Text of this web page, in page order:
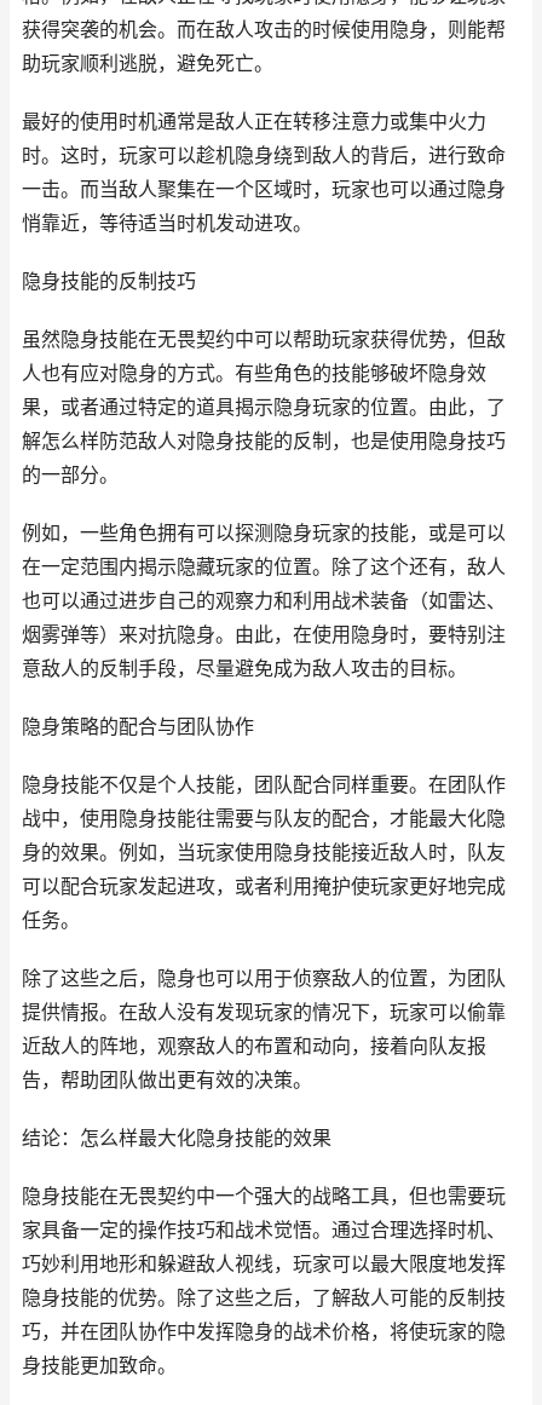
获得突袭的机会。而在敌人攻击的时候使用隐身，则能帮
助玩家顺利逃脱，避免死亡。
最好的使用时机通常是敌人正在转移注意力或集中火力
时。这时，玩家可以趁机隐身绕到敌人的背后，进行致命
一击。而当敌人聚集在一个区域时，玩家也可以通过隐身
悄靠近，等待适当时机发动进攻。
隐身技能的反制技巧
虽然隐身技能在无畏契约中可以帮助玩家获得优势，但敌
人也有应对隐身的方式。有些角色的技能够破坏隐身效
果，或者通过特定的道具揭示隐身玩家的位置。由此，了
解怎么样防范敌人对隐身技能的反制，也是使用隐身技巧
的一部分。
例如，一些角色拥有可以探测隐身玩家的技能，或是可以
在一定范围内揭示隐藏玩家的位置。除了这个还有，敌人
也可以通过进步自己的观察力和利用战术装备（如雷达、
烟雾弹等）来对抗隐身。由此，在使用隐身时，要特别注
意敌人的反制手段，尽量避免成为敌人攻击的目标。
隐身策略的配合与团队协作
隐身技能不仅是个人技能，团队配合同样重要。在团队作
战中，使用隐身技能往需要与队友的配合，才能最大化隐
身的效果。例如，当玩家使用隐身技能接近敌人时，队友
可以配合玩家发起进攻，或者利用掩护使玩家更好地完成
任务。
除了这些之后，隐身也可以用于侦察敌人的位置，为团队
提供情报。在敌人没有发现玩家的情况下，玩家可以偷靠
近敌人的阵地，观察敌人的布置和动向，接着向队友报
告，帮助团队做出更有效的决策。
结论：怎么样最大化隐身技能的效果
隐身技能在无畏契约中一个强大的战略工具，但也需要玩
家具备一定的操作技巧和战术觉悟。通过合理选择时机、
巧妙利用地形和躲避敌人视线，玩家可以最大限度地发挥
隐身技能的优势。除了这些之后，了解敌人可能的反制技
巧，并在团队协作中发挥隐身的战术价格，将使玩家的隐
身技能更加致命。